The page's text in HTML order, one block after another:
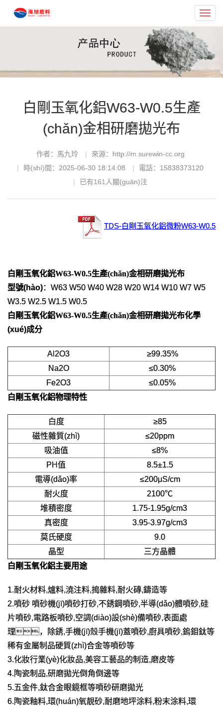
白剛玉氧化鋁W63-W0.5生產
(chǎn)金相研磨拋光布
作者：馬九玲
來源：http://m.surewin-cc.org
時(shí)間：2025-06-30 18:14:08
電話：15838373120
已有161人關(guān)注
TDS-白剛玉氧化鋁微粉W63-W0.5
白剛玉氧化鋁W63-W0.5生產(chǎn)金相研磨拋光布
型號(hào)： W63 W50 W40 W28 W20 W14 W10 W7 W5
W3.5 W2.5 W1.5 W0.5
白剛玉氧化鋁W63-W0.5生產(chǎn)金相研磨拋光布化學
(xué)成分
Al2O3
≥99.35%
Na2O
≤0.30%
Fe2O3
≤0.05%
白剛玉氧化鋁物理特性
白度
≥85
磁性雜質(zhì)
≤20ppm
吸油值
≤8%
PH值
8.5±1.5
電導(dǎo)率
≤200μS/cm
耐火度
2100℃
堆積密度
1.75-1.95g/cm3
真密度
3.95-3.97g/cm3
莫氏硬度
9.0
晶型
三方晶體
白剛玉氧化鋁主要用途
1.耐火材料,爐料,澆注料,搗雜料,耐火磚,鑄造等
2.噴砂 噴砂機(jī)噴砂打砂,不銹鋼噴砂,半導(dǎo)體噴砂,硅
片噴砂,電路板噴砂,空調(diào)設(shè)備噴砂,表面處
理，除銹,手機(jī)殼手機(jī)蓋噴砂,廚具噴砂,鎢鉬鈦等
稀有金屬制品硬質(zhì)合金等噴砂等
3.化妝行業(yè)化妝品,美容工藝品的制造,磨皮等
4.陶瓷制品,研磨拋光倒角倒邊等
5.五金件,鈦合金眼鏡框等噴砂研磨拋光
6.陶瓷釉料,環(huán)氧靚砂,耐磨地坪涂料,粉末涂料,環